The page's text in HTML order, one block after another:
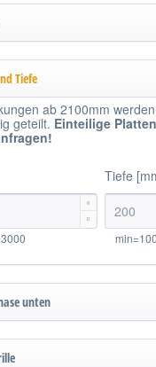
Tiefe
ab 2100mm
geteilt. Einteilige


Tiefe
unten